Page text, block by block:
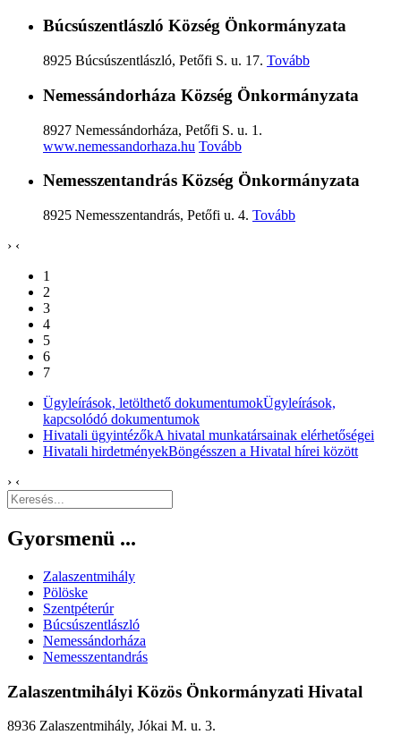
Búcsúszentlászló Község Önkormányzata
8925 Búcsúszentlászló, Petőfi S. u. 17. Tovább
Nemessándorháza Község Önkormányzata
8927 Nemessándorháza, Petőfi S. u. 1.
www.nemessandorhaza.hu Tovább
Nemesszentandrás Község Önkormányzata
8925 Nemesszentandrás, Petőfi u. 4. Tovább
› ‹
1
2
3
4
5
6
7
Ügyleírások, letölthető dokumentumokÜgyleírások,
kapcsolódó dokumentumok
Hivatali ügyintézőkA hivatal munkatársainak elérhetőségei
Hivatali hirdetményekBöngésszen a Hivatal hírei között
› ‹
Gyorsmenü ...
Zalaszentmihály
Pölöske
Szentpéterúr
Búcsúszentlászló
Nemessándorháza
Nemesszentandrás
Zalaszentmihályi Közös Önkormányzati Hivatal
8936 Zalaszentmihály, Jókai M. u. 3.